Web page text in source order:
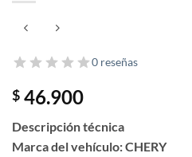
0 reseñas
$ 46.900
Descripción técnica
Marca del vehículo: CHERY